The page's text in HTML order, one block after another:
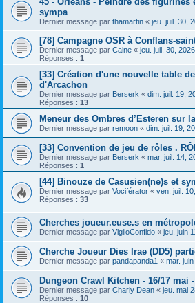
sympa
Dernier message par thamartin « jeu. juil. 30,
[78] Campagne OSR à Conflans-
Dernier message par Caine « jeu. juil. 30,
Réponses : 1
[33] Création d'une nouvelle table
d'Arcachon
Dernier message par Berserk « dim. juil. 19,
Réponses : 13
Meneur des Ombres d’Esteren sur
Dernier message par remoon « dim. juil. 19,
[33] Convention de jeu de rôles .
Dernier message par Berserk « mar. juil. 14,
Réponses : 1
[44] Binouze de Casusien(ne)s et
Dernier message par Vociférator « ven. juil.
Réponses : 33
Cherches joueur.euse.s en
Dernier message par VigiloConfido « jeu. juin
Cherche Joueur Dies Irae (DD5)
Dernier message par pandapanda1 « mar.
Dungeon Crawl Kitchen - 16/17 mai
Dernier message par Charly Dean « jeu. mai
Réponses : 10